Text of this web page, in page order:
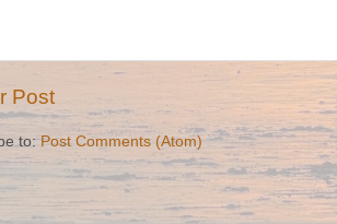
Post
to: Post Comments (Atom)